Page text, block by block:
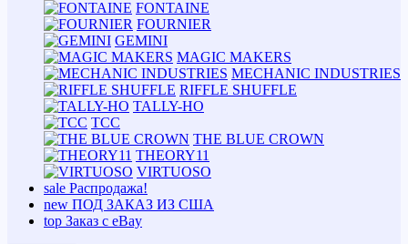
FONTAINE
FOURNIER
GEMINI
MAGIC MAKERS
MECHANIC INDUSTRIES
RIFFLE SHUFFLE
TALLY-HO
TCC
THE BLUE CROWN
THEORY11
VIRTUOSO
sale Распродажа!
new ПОД ЗАКАЗ ИЗ США
top Заказ с eBay